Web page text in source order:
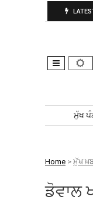
ਚੋਣ ਲਈ ਮੈਦਾਨ ਵਿੱਚ ਨਿਤਰੀ
Skip toਮੁੱਖ
Home > ਮੁੱਖ
ਡੋਵਾਲ